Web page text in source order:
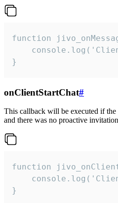
function
}
onClientStartChat#
This callback will be executed if
and there was no proactive
function
}